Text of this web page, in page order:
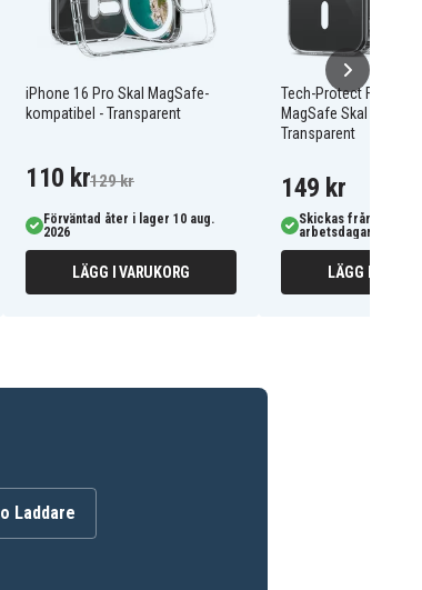
iPhone 16 Pro Skal MagSafe-
kompatibel - Transparent
110 kr129 kr
Förväntad åter i lager 10 aug.
2026
LÄGG I VARUKORG
Tech-Protect FlexAir
MagSafe Skal for
Transparent
149 kr
Skickas från oss
arbetsdagar
LÄGG I
Laddare